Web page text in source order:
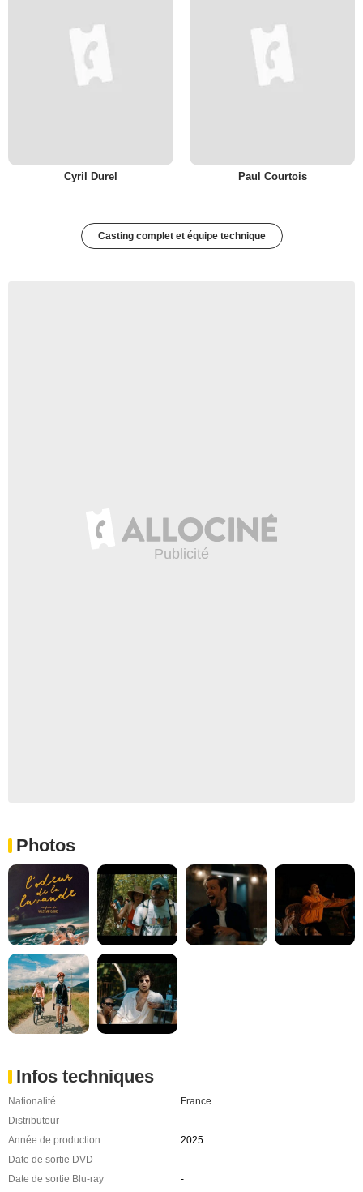
Cyril Durel Paul Courtois
Casting complet et équipe technique
Photos
Infos techniques
Nationalité
France
Distributeur
-
Année de production
2025
Date de sortie DVD
-
Date de sortie Blu-ray
-